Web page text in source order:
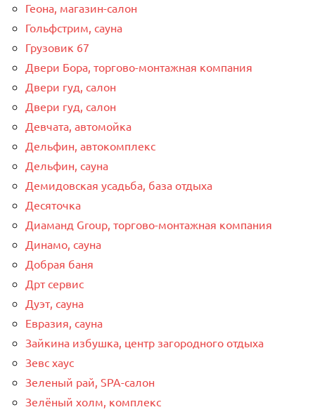
Геона, магазин-салон
Гольфстрим, сауна
Грузовик 67
Двери Бора, торгово-монтажная компания
Двери гуд, салон
Двери гуд, салон
Девчата, автомойка
Дельфин, автокомплекс
Дельфин, сауна
Демидовская усадьба, база отдыха
Десяточка
Диаманд Group, торгово-монтажная компания
Динамо, сауна
Добрая баня
Дрт сервис
Дуэт, сауна
Евразия, сауна
Зайкина избушка, центр загородного отдыха
Зевс хаус
Зеленый рай, SPA-салон
Зелёный холм, комплекс